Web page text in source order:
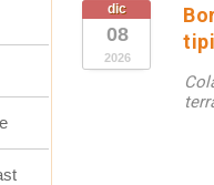
dic
08
2026